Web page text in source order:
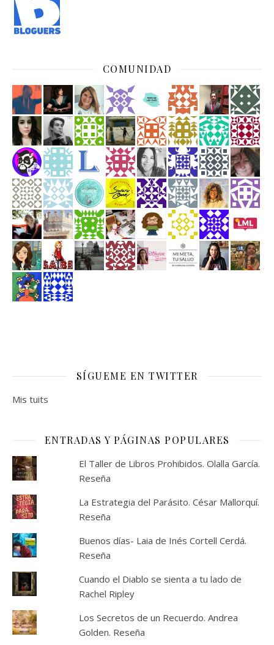
COMUNIDAD
SÍGUEME EN TWITTER
Mis tuits
ENTRADAS Y PÁGINAS POPULARES
El Taller de Libros Prohibidos. Olalla García.
Reseña
La Estrategia del Parásito. César Mallorquí.
Reseña
Buenos días- Laia de Inés Cortell Cerdá.
Reseña
Cuando el Diablo se sienta a tu lado de
Rachel Ripley
Los Secretos de un Recuerdo. Andrea
Golden. Reseña